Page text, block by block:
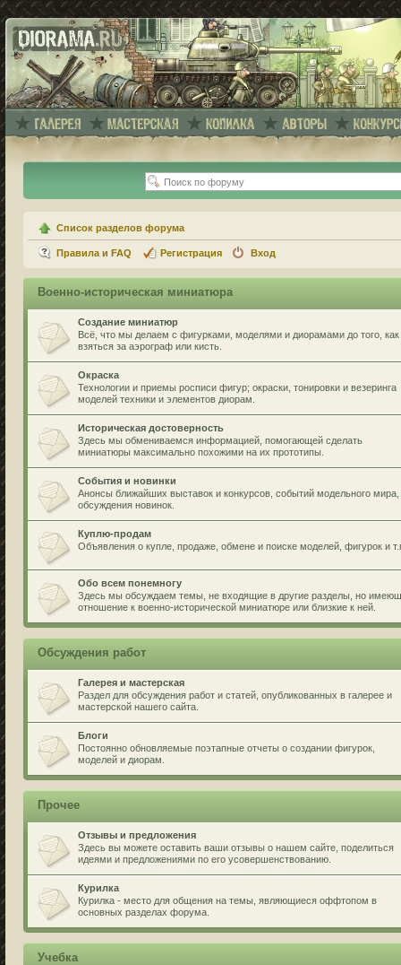
Список разделов форума
Правила и FAQ Регистрация Вход
Военно-историческая миниатюра
Создание миниатюр
Всё, что мы делаем с фигурками, моделями и диорамами до того, как
взяться за аэрограф или кисть.
Окраска
Технологии и приемы росписи фигур; окраски, тонировки и везеринга
моделей техники и элементов диорам.
Историческая достоверность
Здесь мы обмениваемся информацией, помогающей сделать
миниатюры максимально похожими на их прототипы.
События и новинки
Анонсы ближайших выставок и конкурсов, событий модельного мира,
обсуждения новинок.
Куплю-продам
Объявления о купле, продаже, обмене и поиске моделей, фигурок и
Обо всем понемногу
Здесь мы обсуждаем темы, не входящие в другие разделы, но
отношение к военно-исторической миниатюре или близкие к ней.
Обсуждения работ
Галерея и мастерская
Раздел для обсуждения работ и статей, опубликованных в галерее и
мастерской нашего сайта.
Блоги
Постоянно обновляемые поэтапные отчеты о создании фигурок,
моделей и диорам.
Прочее
Отзывы и предложения
Здесь вы можете оставить ваши отзывы о нашем сайте, поделиться
идеями и предложениями по его усовершенствованию.
Курилка
Курилка - место для общения на темы, являющиеся оффтопом в
основных разделах форума.
Учебка